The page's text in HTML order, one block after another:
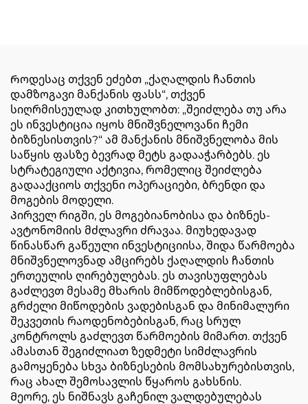
Როდესაც თქვენ ეძებთ „ქაღალდის ჩანთის
დამზოგავი მანქანის ფასს“, თქვენ
სიღრმისეულად კითხულობთ: „შეიძლება თუ არა
ეს ინვესტიცია იყოს მნიშვნელოვანი ჩემი
ბიზნესისთვის?“ ამ მანქანის მნიშვნელობა მის
საწყის ფასზე ბევრად მეტს გადააჭარბებს. ეს
სტრატეგიული აქტივია, რომელიც შეიძლება
გადააქციოს თქვენი ოპერაციები, ბრენდი და
მოგების მოდელი.
Პირველ რიგში, ეს მოგებიანობისა და ბიზნეს-
ავტონომიის მძლავრი ძრავაა. მიუხედავად
წინასწარ გაწეული ინვესტიციისა, შიდა წარმოება
მნიშვნელოვნად ამცირებს ქაღალდის ჩანთის
ერთეულის ღირებულებას. ეს თავისუფლებას
გაძლევთ მესამე მხარის მიმწოდებლებისგან,
გრძელი მიწოდების ვადებისგან და მინიმალური
შეკვეთის რაოდენობებისგან, რაც სრულ
კონტროლს გაძლევთ წარმოების მიმართ. თქვენ
ამასთან შეგიძლიათ ზედმეტი სიმძლავრის
გამოყენება სხვა ბიზნესების მომსახურებისთვის,
რაც ახალ შემოსავლის წყაროს გახსნის.
Მეორე, ეს ნიშნავს გაჩენილ ვალდებულებას